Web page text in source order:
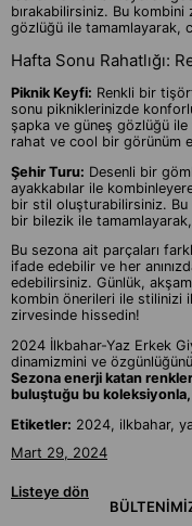
bırakabilirsiniz. Bu
gözlüğü ile tamamlayarak,
Hafta Sonu Rahatlığı:
Piknik Keyfi: Renkli bir
sonu pikniklerinizde
şapka ve güneş gözlüğü
rahat ve cool bir görünüm
Şehir Turu: Desenli bir
ayakkabılar ile
bir stil oluşturabilirsiniz.
bir bilezik ile tamamlayarak,
Bu sezona ait parçaları
ifade edebilir ve her
edebilirsiniz. Günlük,
kombin önerileri ile stilinizi
zirvesinde hissedin!
2024 İlkbahar-Yaz Erkek
dinamizmini ve
Sezona enerji katan
buluştuğu bu koleksiyonla,
Etiketler: 2024, ilkbahar,
Mart 29, 2024
Listeye dön